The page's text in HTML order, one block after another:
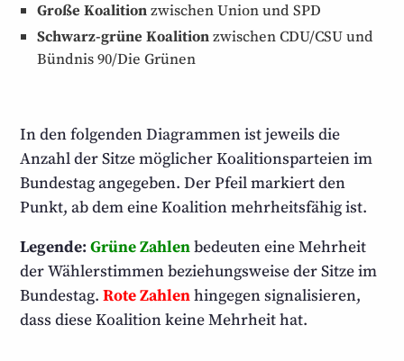
Große Koalitionzwischen Union und SPD
Schwarz-grüne Koalitionzwischen CDU/CSU und
Bündnis 90/Die Grünen
In den folgenden Diagrammen ist jeweils die
Anzahl der Sitze möglicher Koalitions­parteien im
Bundestag angegeben. Der Pfeil markiert den
Punkt, ab dem eine Koalition mehrheits­fähig ist.
Legende:Grüne Zahlenbedeuten eine Mehrheit
der Wähler­stimmen beziehungs­weise der Sitze im
Bundestag. Rote Zahlenhingegen signalisieren,
dass diese Koalition keine Mehrheit hat.